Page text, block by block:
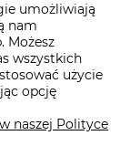
umożliwiają
nam
Możesz
wszystkich
użycie
opcję
naszej Polityce